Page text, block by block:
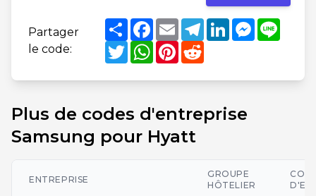
Partager
le code:
ShareFacebook
EmailTelegram
LinkedInMessenger
Line
TwitterWhatsApp
Pinterest
Reddit
Plus de codes d'entreprise
Samsung pour Hyatt
ENTREPRISE
GROUPE
HÔTELIER